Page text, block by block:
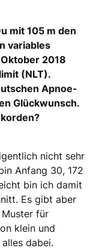
mit 105 m den
variables
2018
(NLT).
Apnoe-
Glückwunsch.
nicht sehr
Anfang 30, 172
bin ich damit
Es gibt aber
für
klein und
dabei.